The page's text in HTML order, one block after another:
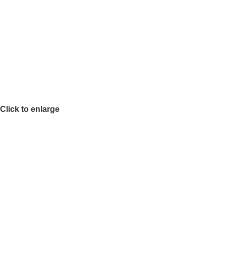
Click to enlarge